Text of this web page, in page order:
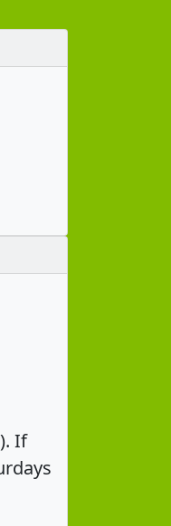
If